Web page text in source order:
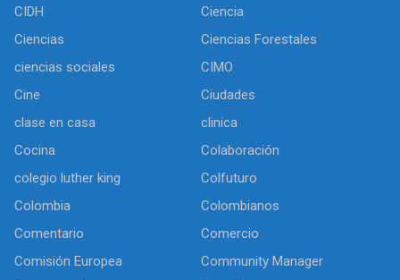
CIDH
Ciencia
Ciencias
Ciencias Forestales
ciencias sociales
CIMO
Cine
Ciudades
clase en casa
clinica
Cocina
Colaboración
colegio luther king
Colfuturo
Colombia
Colombianos
Comentario
Comercio
Comisión Europea
Community Manager